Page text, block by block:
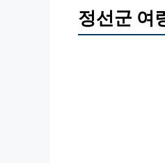
정선군 여